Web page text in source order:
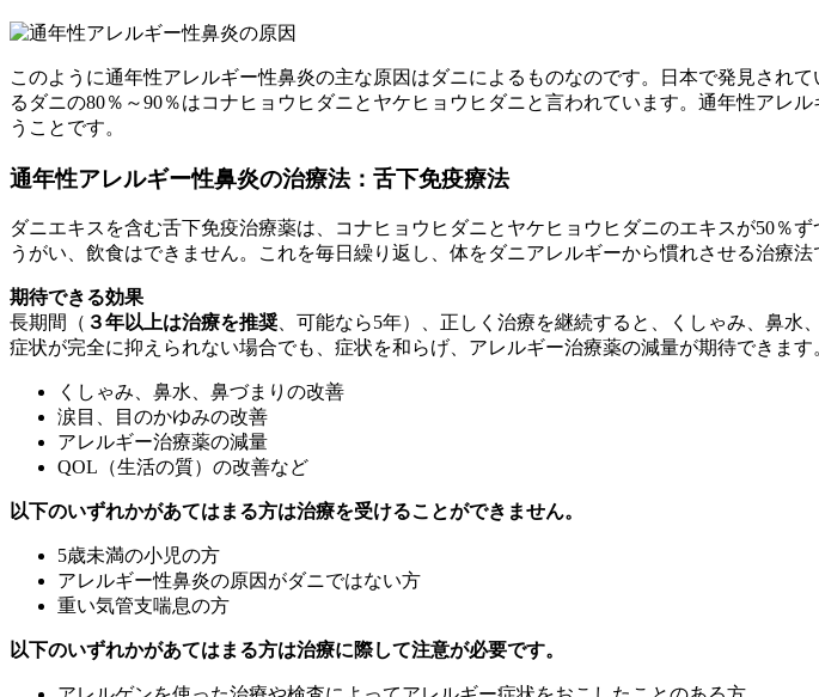
このように通年性アレルギー性鼻炎の主な原因はダニによるものなのです。日本で発見され
るダニの80％～90％はコナヒョウヒダニとヤケヒョウヒダニと言われています。通年性ア
うことです。
通年性アレルギー性鼻炎の治療法：舌下免疫療法
ダニエキスを含む舌下免疫治療薬は、コナヒョウヒダニとヤケヒョウヒダニのエキスが50％
うがい、飲食はできません。これを毎日繰り返し、体をダニアレルギーから慣れさせる治療
期待できる効果
長期間（ ３年以上は治療を推奨 、可能なら5年）、正しく治療を継続すると、くしゃみ、鼻
症状が完全に抑えられない場合でも、症状を和らげ、アレルギー治療薬の減量が期待できます
くしゃみ、鼻水、鼻づまりの改善
涙目、目のかゆみの改善
アレルギー治療薬の減量
QOL（生活の質）の改善など
以下のいずれかがあてはまる方は治療を受けることができません。
5歳未満の小児の方
アレルギー性鼻炎の原因がダニではない方
重い気管支喘息の方
以下のいずれかがあてはまる方は治療に際して注意が必要です。